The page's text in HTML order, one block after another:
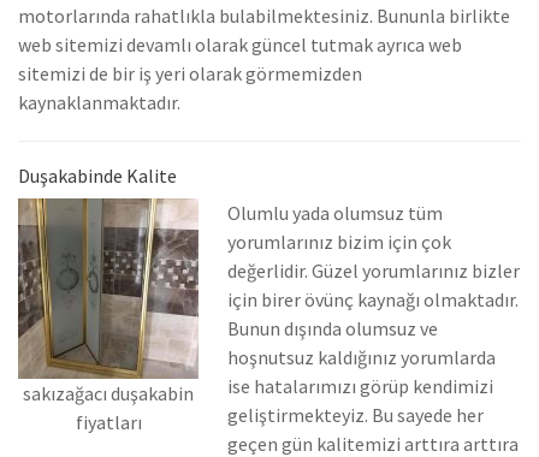
motorlarında rahatlıkla bulabilmektesiniz. Bununla birlikte
web sitemizi devamlı olarak güncel tutmak ayrıca web
sitemizi de bir iş yeri olarak görmemizden
kaynaklanmaktadır.
Duşakabinde Kalite
sakızağacı duşakabin
fiyatları
Olumlu yada olumsuz tüm
yorumlarınız bizim için çok
değerlidir. Güzel yorumlarınız bizler
için birer övünç kaynağı olmaktadır.
Bunun dışında olumsuz ve
hoşnutsuz kaldığınız yorumlarda
ise hatalarımızı görüp kendimizi
geliştirmekteyiz. Bu sayede her
geçen gün kalitemizi arttıra arttıra